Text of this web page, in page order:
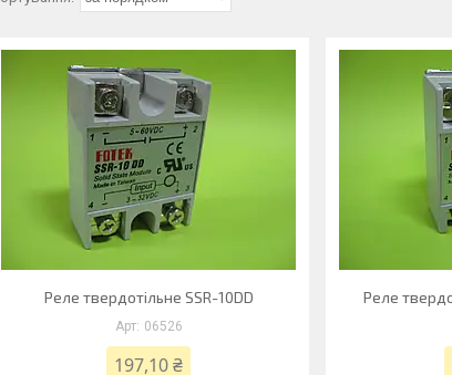
Реле твердотільне SSR-10DD
06526
197,10 ₴
Реле